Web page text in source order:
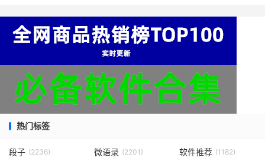
热门标签
段子 (2236) 微语录 (2201) 软件推荐 (1182)